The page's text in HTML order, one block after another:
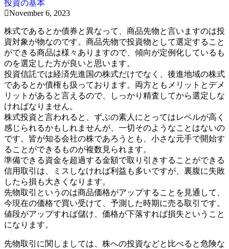
投資の基本
November 6, 2023
株式であるとか債券と異なって、商品先物と言いますのは投
資対象が物なのです。商品先物で投資物として選定すること
ができる商品は様々ありますので、傾向が定例化しているも
のを選定した方が良いと思います。
投資信託では経済先進国の株式だけでなく、後進地域の株式
であるとか債権も扱っております。両方ともメリットとデメ
リットがあると言えるので、しっかり精査してから選定しな
ければなりません。
株式投資と言われると、ずぶの素人にとってはレベルが高く
感じられるかもしれませんが、一切そのようなことはないの
です。皆が知る会社の株であろうとも、小さな元手で開始す
ることができるものが複数見られます。
準備できる資金を超過する金額で取り引きすることができる
信用取引は、ミスしなければ利益も多いですが、裏腹に失敗
したら損も大きくなります。
先物取引というのは商品価格がアップすることを見通して、
今現在の価格で買い受けて、予測した時期に売る取引です。
値段がアップすれば儲け、価格が下落すれば損失ということ
になります。
先物取引に関しましては、株への投資などと比べると危険な